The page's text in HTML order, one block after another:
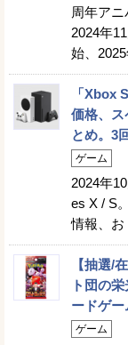
周年ア
2024年
始、
「Xbox
価格、ス
とめ。3
ゲーム
2024年
es X / S
情報、お
【抽選/
ト団の
ードゲー
ゲーム